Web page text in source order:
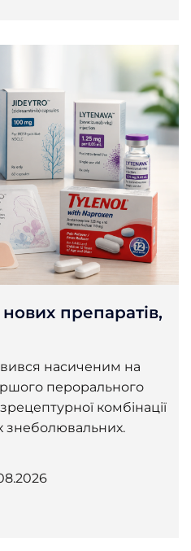
препаратів,
насиченим на
перорального
комбінації
знеболювальних.